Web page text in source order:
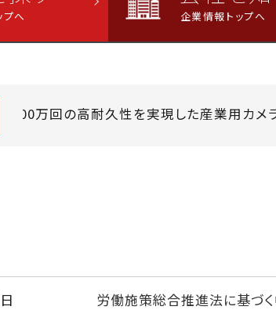
へ 企業情報トップへ
回の高耐久性を実現した産業用カメラ
労働施策総合推進法に基づ